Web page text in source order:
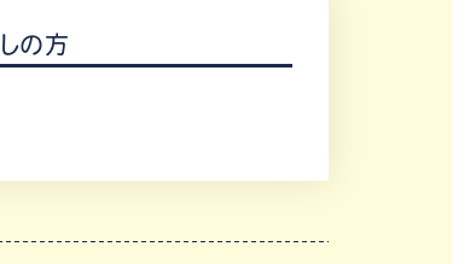
の方